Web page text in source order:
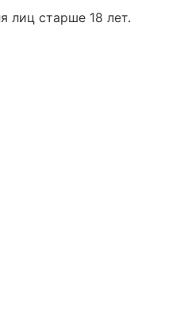
лиц старше 18 лет.